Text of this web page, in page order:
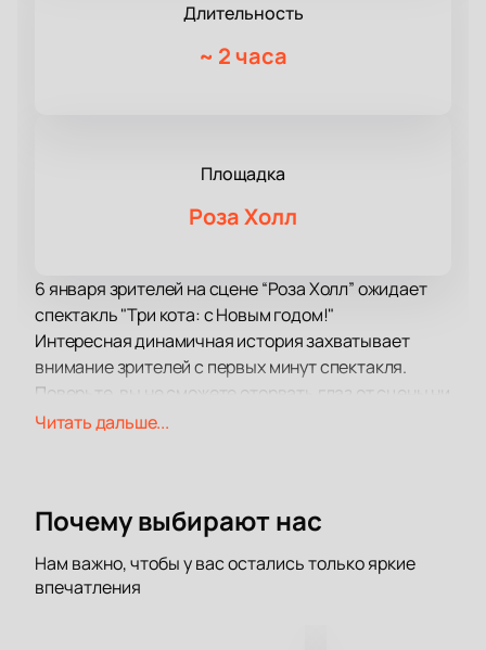
Длительность
~ 2 часа
Площадка
Роза Холл
6 января зрителей на сцене “Роза Холл” ожидает
спектакль "Три кота: с Новым годом!"
Интересная динамичная история захватывает
внимание зрителей с первых минут спектакля.
Поверьте, вы не сможете оторвать глаз от сцены ни
на одну минуту! Развитие сюжета и его
спросите себя «А что будет дальше?» или «А как
переплетены сопереживание, сочувствие, а также
победа вечных ценностей над ценностями
Читать дальше...
Почему выбирают нас
Нам важно, чтобы у вас остались только яркие
впечатления